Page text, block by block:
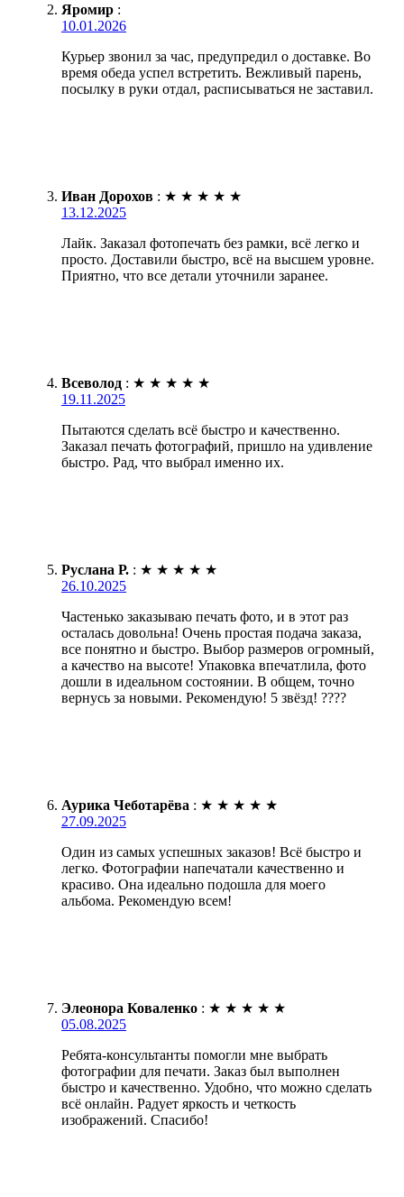
Яромир :
10.01.2026
Курьер звонил за час, предупредил о доставке. Во
время обеда успел встретить. Вежливый парень,
посылку в руки отдал, расписываться не заставил.
Иван Дорохов : ★ ★ ★ ★ ★
13.12.2025
Лайк. Заказал фотопечать без рамки, всё легко и
просто. Доставили быстро, всё на высшем уровне.
Приятно, что все детали уточнили заранее.
Всеволод : ★ ★ ★ ★ ★
19.11.2025
Пытаются сделать всё быстро и качественно.
Заказал печать фотографий, пришло на удивление
быстро. Рад, что выбрал именно их.
Руслана Р. : ★ ★ ★ ★ ★
26.10.2025
Частенько заказываю печать фото, и в этот раз
осталась довольна! Очень простая подача заказа,
все понятно и быстро. Выбор размеров огромный,
а качество на высоте! Упаковка впечатлила, фото
дошли в идеальном состоянии. В общем, точно
вернусь за новыми. Рекомендую! 5 звёзд! ????
Аурика Чеботарёва : ★ ★ ★ ★ ★
27.09.2025
Один из самых успешных заказов! Всё быстро и
легко. Фотографии напечатали качественно и
красиво. Она идеально подошла для моего
альбома. Рекомендую всем!
Элеонора Коваленко : ★ ★ ★ ★ ★
05.08.2025
Ребята-консультанты помогли мне выбрать
фотографии для печати. Заказ был выполнен
быстро и качественно. Удобно, что можно сделать
всё онлайн. Радует яркость и четкость
изображений. Спасибо!